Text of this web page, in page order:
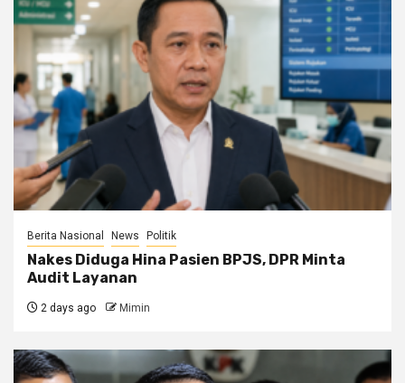
Berita Nasional News Politik
Nakes Diduga Hina Pasien BPJS, DPR Minta
Audit Layanan
2 days ago Mimin